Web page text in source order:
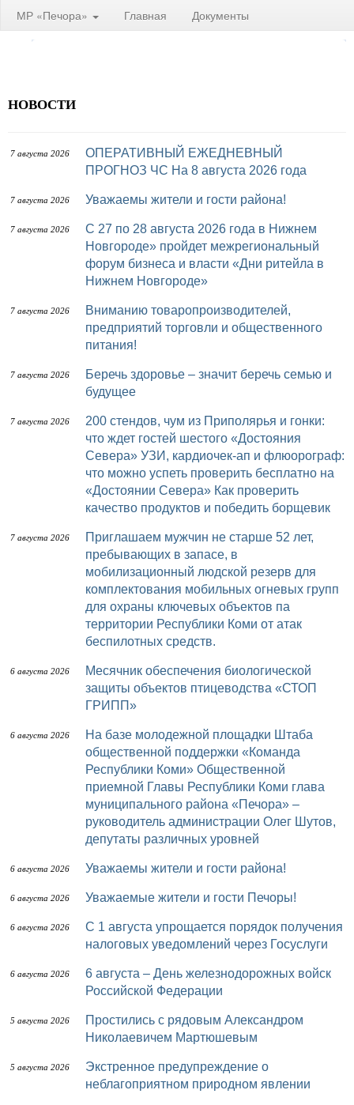
МР «Печора» Главная Документы
НОВОСТИ
7 августа 2026
ОПЕРАТИВНЫЙ ЕЖЕДНЕВНЫЙ
ПРОГНОЗ ЧС На 8 августа 2026 года
7 августа 2026 Уважаемы жители и гости района!
7 августа 2026
с 27 по 28 августа 2026 года в Нижнем
Новгороде» пройдет межрегиональный
форум бизнеса и власти «Дни ритейла в
Нижнем Новгороде»
7 августа 2026
Вниманию товаропроизводителей,
предприятий торговли и общественного
питания!
7 августа 2026
Беречь здоровье – значит беречь семью и
будущее
7 августа 2026
200 стендов, чум из Приполярья и гонки:
что ждет гостей шестого «Достояния
Севера» УЗИ, кардиочек-ап и флюорограф:
что можно успеть проверить бесплатно на
«Достоянии Севера» Как проверить
качество продуктов и победить борщевик
7 августа 2026
Приглашаем мужчин не старше 52 лет,
пребывающих в запасе, в
мобилизационный людской резерв для
комплектования мобильных огневых групп
для охраны ключевых объектов па
территории Республики Коми от атак
беспилотных средств.
6 августа 2026
Месячник обеспечения биологической
защиты объектов птицеводства «СТОП
ГРИПП»
6 августа 2026
На базе молодежной площадки Штаба
общественной поддержки «Команда
Республики Коми» Общественной
приемной Главы Республики Коми глава
муниципального района «Печора» –
руководитель администрации Олег Шутов,
депутаты различных уровней
6 августа 2026 Уважаемы жители и гости района!
6 августа 2026 Уважаемые жители и гости Печоры!
6 августа 2026
С 1 августа упрощается порядок получения
налоговых уведомлений через Госуслуги
6 августа 2026
6 августа – День железнодорожных войск
Российской Федерации
5 августа 2026
Простились с рядовым Александром
Николаевичем Мартюшевым
5 августа 2026
Экстренное предупреждение о
неблагоприятном природном явлении